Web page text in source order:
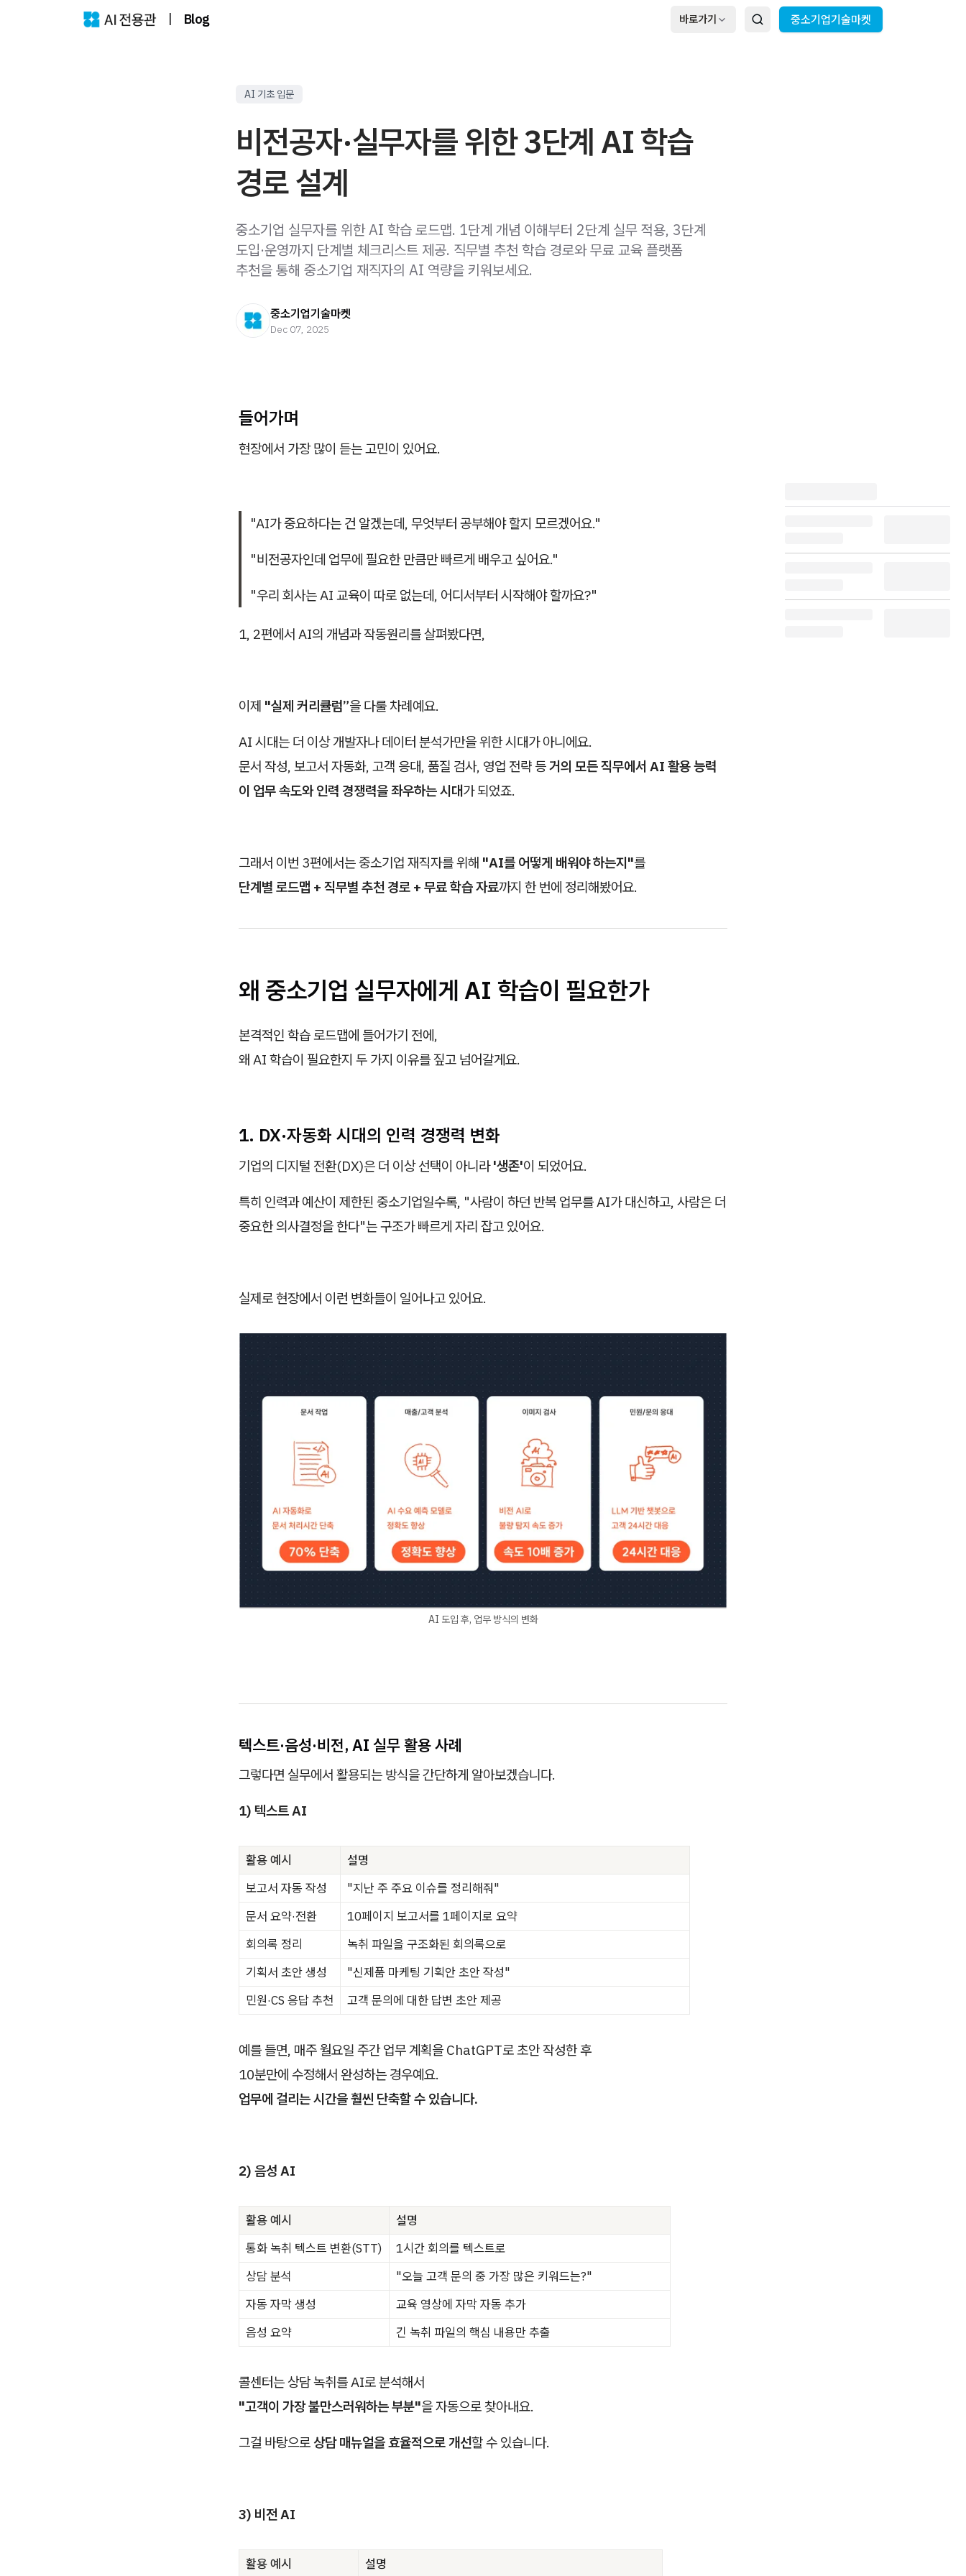
| Blog 바로가기 중소기업기술마켓
AI 기초 입문
비전공자·실무자를 위한 3단계 AI 학습
경로 설계
중소기업 실무자를 위한 AI 학습 로드맵. 1단계 개념 이해부터 2단계 실무 적용, 3단계
도입·운영까지 단계별 체크리스트 제공. 직무별 추천 학습 경로와 무료 교육 플랫폼
추천을 통해 중소기업 재직자의 AI 역량을 키워보세요.
중소기업기술마켓
Dec 07, 2025
들어가며
현장에서 가장 많이 듣는 고민이 있어요.
"AI가 중요하다는 건 알겠는데, 무엇부터 공부해야 할지 모르겠어요."
"비전공자인데 업무에 필요한 만큼만 빠르게 배우고 싶어요."
"우리 회사는 AI 교육이 따로 없는데, 어디서부터 시작해야 할까요?"
1, 2편에서 AI의 개념과 작동원리를 살펴봤다면,
이제 "실제 커리큘럼”을 다룰 차례예요.
AI 시대는 더 이상 개발자나 데이터 분석가만을 위한 시대가 아니에요.
문서 작성, 보고서 자동화, 고객 응대, 품질 검사, 영업 전략 등거의 모든 직무에서 AI 활용 능력
이 업무 속도와 인력 경쟁력을 좌우하는 시대가 되었죠.
그래서 이번 3편에서는 중소기업 재직자를 위해 "AI를 어떻게 배워야 하는지"를
단계별 로드맵 + 직무별 추천 경로 + 무료 학습 자료까지 한 번에 정리해봤어요.
왜 중소기업 실무자에게 AI 학습이 필요한가
본격적인 학습 로드맵에 들어가기 전에,
왜 AI 학습이 필요한지 두 가지 이유를 짚고 넘어갈게요.
1. DX·자동화 시대의 인력 경쟁력 변화
기업의 디지털 전환(DX)은 더 이상 선택이 아니라'생존'이 되었어요.
특히 인력과 예산이 제한된 중소기업일수록, "사람이 하던 반복 업무를 AI가 대신하고, 사람은 더
중요한 의사결정을 한다"는 구조가 빠르게 자리 잡고 있어요.
실제로 현장에서 이런 변화들이 일어나고 있어요.
AI 도입 후, 업무 방식의 변화
텍스트·음성·비전, AI 실무 활용 사례
그렇다면 실무에서 활용되는 방식을 간단하게 알아보겠습니다.
1) 텍스트 AI
활용 예시
설명
보고서 자동 작성
"지난 주 주요 이슈를 정리해줘"
문서 요약·전환
10페이지 보고서를 1페이지로 요약
회의록 정리
녹취 파일을 구조화된 회의록으로
기획서 초안 생성
"신제품 마케팅 기획안 초안 작성"
민원·CS 응답 추천
고객 문의에 대한 답변 초안 제공
예를 들면, 매주 월요일 주간 업무 계획을 ChatGPT로 초안 작성한 후
10분만에 수정해서 완성하는 경우예요.
업무에 걸리는 시간을 훨씬 단축할 수 있습니다.
2) 음성 AI
활용 예시
설명
통화 녹취 텍스트 변환(STT)
1시간 회의를 텍스트로
상담 분석
"오늘 고객 문의 중 가장 많은 키워드는?"
자동 자막 생성
교육 영상에 자막 자동 추가
음성 요약
긴 녹취 파일의 핵심 내용만 추출
콜센터는 상담 녹취를 AI로 분석해서
"고객이 가장 불만스러워하는 부분"을 자동으로 찾아내요.
그걸 바탕으로상담 매뉴얼을 효율적으로 개선할 수 있습니다.
3) 비전 AI
활용 예시 설명